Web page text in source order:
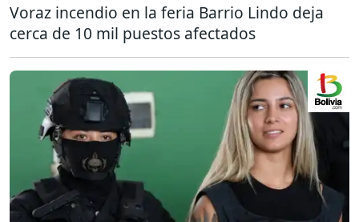
Voraz incendio en la feria Barrio Lindo deja
cerca de 10 mil puestos afectados